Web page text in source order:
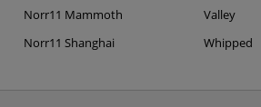
Norr11 Mammoth
Norr11 Shanghai
Valley
Whipped